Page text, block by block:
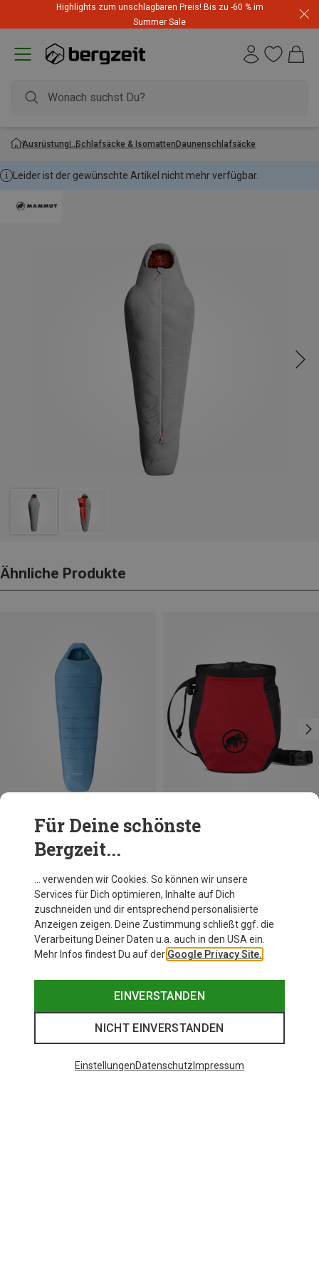
Highlights zum unschlagbaren Preis! Bis zu -60 % im
Summer Sale
Ausrüstung Schlafsäcke & IsomattenDaunenschlafsäcke
Leider ist der gewünschte Artikel nicht mehr verfügbar.
Ähnliche Produkte
Du sparst 10% Du sparst 21%
Andere Kunden kauften auch
Für Deine schönste
Bergzeit...
… verwenden wir Cookies. So können wir unsere
Services für Dich optimieren, Inhalte auf Dich
zuschneiden und dir entsprechend personalisierte
Anzeigen zeigen. Deine Zustimmung schließt ggf. die
Verarbeitung Deiner Daten u.a. auch in den USA ein.
Mehr Infos findest Du auf der Google Privacy Site.
EINVERSTANDEN
NICHT EINVERSTANDEN
EinstellungenDatenschutz Impressum